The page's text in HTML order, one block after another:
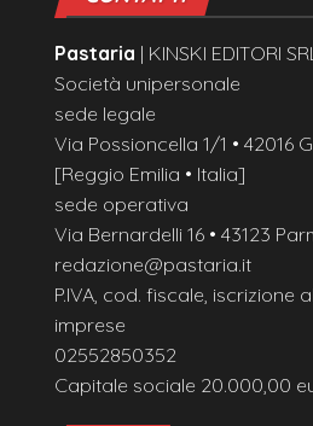
Pastaria | KINSKI EDITORI SRL
Società unipersonale
sede legale
Via Possioncella 1/1 • 42016
[Reggio Emilia • Italia]
sede operativa
Via Bernardelli 16 • 43123
redazione@pastaria.it
P.IVA, cod. fiscale, iscrizione
imprese
02552850352
Capitale sociale 20.000,00